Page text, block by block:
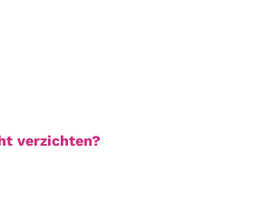
verzichten?